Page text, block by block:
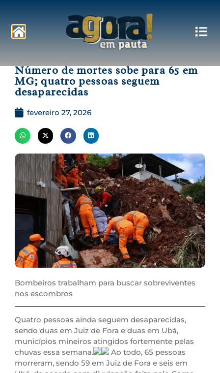
Número de mortes sobe para 65 em
MG; quatro pessoas seguem
desaparecidas
fevereiro 27, 2026
Bombeiros trabalham para buscar sobreviventes
nos escombros
Quatro pessoas ainda seguem desaparecidas,
sendo duas em Juiz de Fora e duas em Ubá,
municípios mineiros atingidos fortemente pelas
chuvas essa semana.
Ao todo, 65 pessoas
morreram, sendo 59 em Juiz de Fora e seis em